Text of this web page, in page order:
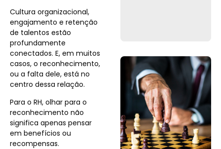
Cultura organizacional,
engajamento e retenção
de talentos estão
profundamente
conectados. E, em muitos
casos, o reconhecimento,
ou a falta dele, está no
centro dessa relação.
Para o RH, olhar para o
reconhecimento não
significa apenas pensar
em benefícios ou
recompensas.